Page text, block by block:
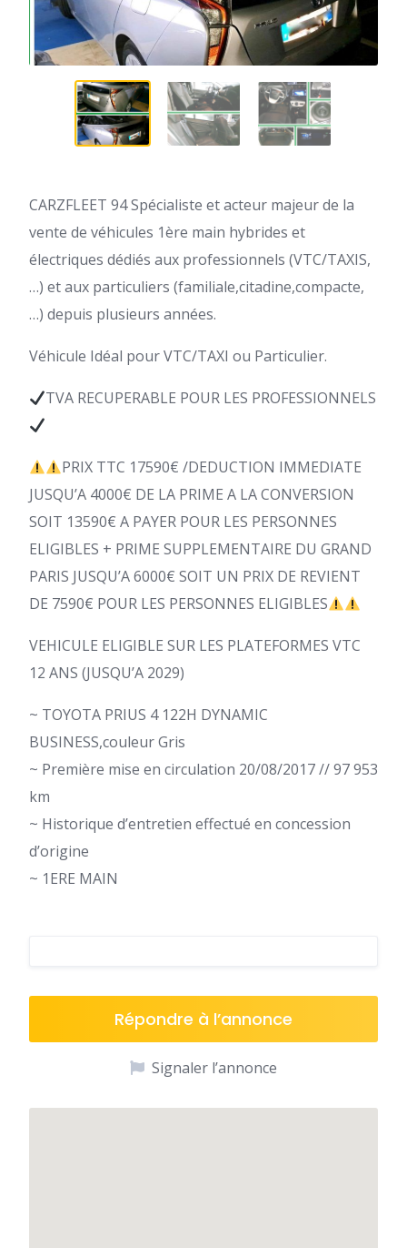
CARZFLEET 94 Spécialiste et acteur majeur de la
vente de véhicules 1ère main hybrides et
électriques dédiés aux professionnels (VTC/TAXIS,
…) et aux particuliers (familiale,citadine,compacte,
…) depuis plusieurs années.
Véhicule Idéal pour VTC/TAXI ou Particulier.
TVA RECUPERABLE POUR LES PROFESSIONNELS
PRIX TTC 17590€ /DEDUCTION IMMEDIATE
JUSQU’A 4000€ DE LA PRIME A LA CONVERSION
SOIT 13590€ A PAYER POUR LES PERSONNES
ELIGIBLES + PRIME SUPPLEMENTAIRE DU GRAND
PARIS JUSQU’A 6000€ SOIT UN PRIX DE REVIENT
DE 7590€ POUR LES PERSONNES ELIGIBLES
VEHICULE ELIGIBLE SUR LES PLATEFORMES VTC
12 ANS (JUSQU’A 2029)
~ TOYOTA PRIUS 4 122H DYNAMIC
BUSINESS,couleur Gris
~ Première mise en circulation 20/08/2017 // 97 953
km
~ Historique d’entretien effectué en concession
d’origine
~ 1ERE MAIN
Répondre à l’annonce
Signaler l’annonce